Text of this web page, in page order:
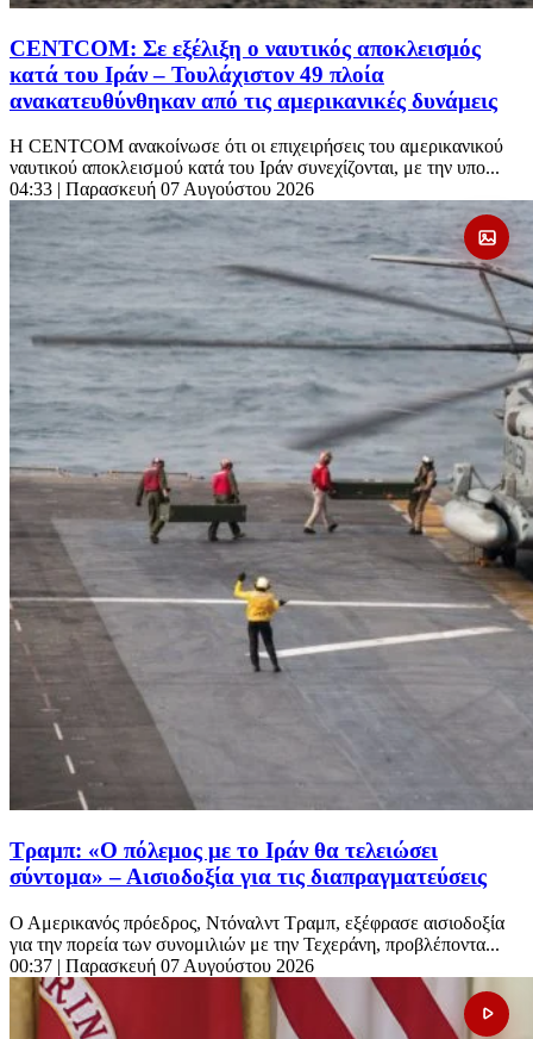
CENTCOM: Σε εξέλιξη ο ναυτικός αποκλεισμός
κατά του Ιράν – Τουλάχιστον 49 πλοία
ανακατευθύνθηκαν από τις αμερικανικές δυνάμεις
Η CENTCOM ανακοίνωσε ότι οι επιχειρήσεις του αμερικανικού
ναυτικού αποκλεισμού κατά του Ιράν συνεχίζονται, με την υπο...
04:33 | Παρασκευή 07 Αυγούστου 2026
Τραμπ: «Ο πόλεμος με το Ιράν θα τελειώσει
σύντομα» – Αισιοδοξία για τις διαπραγματεύσεις
Ο Αμερικανός πρόεδρος, Ντόναλντ Τραμπ, εξέφρασε αισιοδοξία
για την πορεία των συνομιλιών με την Τεχεράνη, προβλέποντα...
00:37 | Παρασκευή 07 Αυγούστου 2026